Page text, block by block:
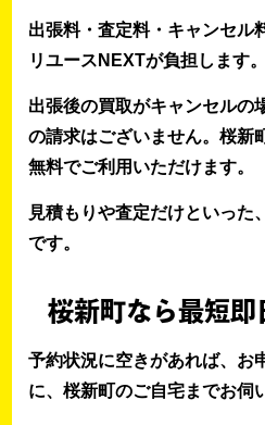
出張料・査定料・キャンセル
リユースNEXTが負担します。
出張後の買取がキャンセルの
の請求はございません。桜新
無料でご利用いただけます。
見積もりや査定だけといった
です。
桜新町なら最短即
予約状況に空きがあれば、お
に、桜新町のご自宅までお伺